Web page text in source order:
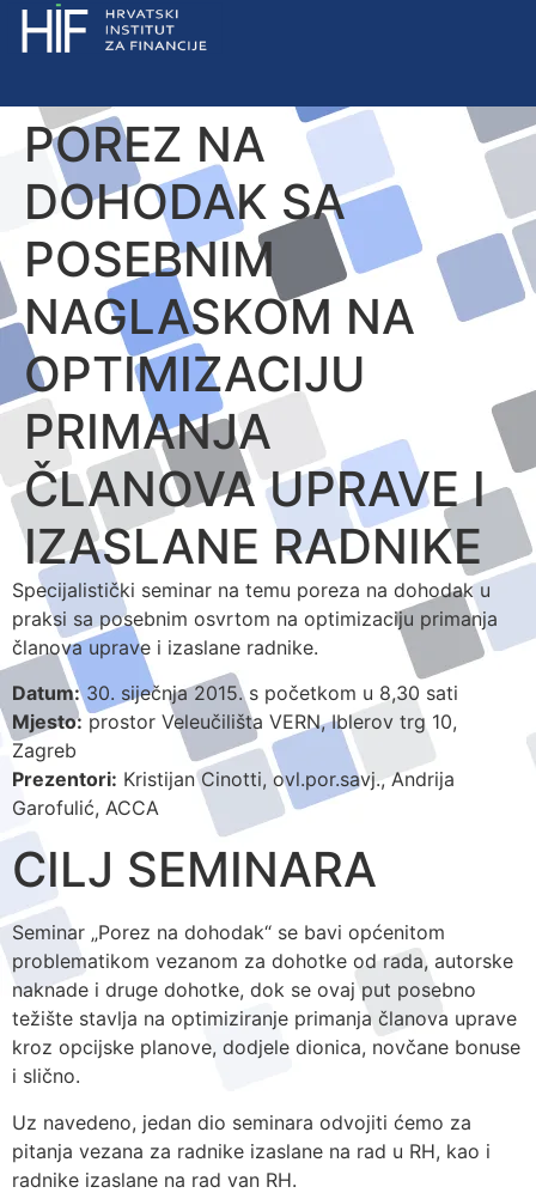
POREZ NA
DOHODAK SA
POSEBNIM
NAGLASKOM NA
OPTIMIZACIJU
PRIMANJA
ČLANOVA UPRAVE I
IZASLANE RADNIKE
Specijalistički seminar na temu poreza na dohodak u
praksi sa posebnim osvrtom na optimizaciju primanja
članova uprave i izaslane radnike.
Datum:30. siječnja 2015. s početkom u 8,30 sati
Mjesto: prostor Veleučilišta VERN, Iblerov trg 10,
Zagreb
Prezentori: Kristijan Cinotti, ovl.por.savj., Andrija
Garofulić, ACCA
CILJ SEMINARA
Seminar „Porez na dohodak“ se bavi općenitom
problematikom vezanom za dohotke od rada, autorske
naknade i druge dohotke, dok se ovaj put posebno
težište stavlja na optimiziranje primanja članova uprave
kroz opcijske planove, dodjele dionica, novčane bonuse
i slično.
Uz navedeno, jedan dio seminara odvojiti ćemo za
pitanja vezana za radnike izaslane na rad u RH, kao i
radnike izaslane na rad van RH.